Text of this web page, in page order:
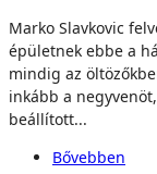
Marko Slavkovic
épületnek ebbe a
mindig az
inkább a
beállított...
Bővebben